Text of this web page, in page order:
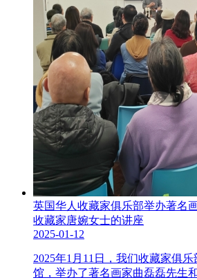
英国华人收藏家俱乐部举办著名
收藏家唐婉女士的讲座
2025-01-12
2025年1月11日，我们收藏家俱
馆，举办了著名画家曲磊磊先生